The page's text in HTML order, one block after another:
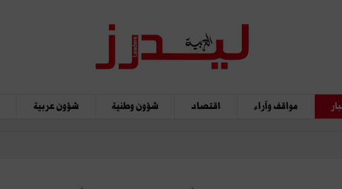
مواقف وآراء اقتصاد شؤون وطنية شؤون عربية